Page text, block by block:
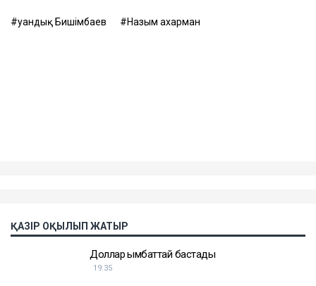
Қуандық Бишімбаев Назым Қахарман
ҚАЗІР ОҚЫЛЫП ЖАТЫР
Доллар қымбаттай бастады
19:35